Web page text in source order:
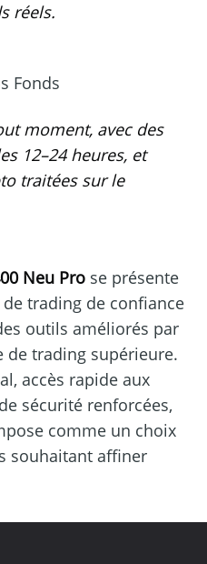
réels.
Fonds
moment, avec des
12–24 heures, et
traitées sur le
Neu Pro se présente
trading de confiance
outils améliorés par
de trading supérieure.
accès rapide aux
sécurité renforcées,
comme un choix
souhaitant affiner